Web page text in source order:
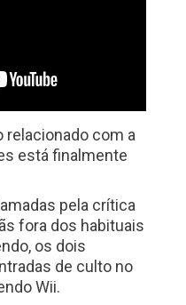
relacionado com a
está finalmente
pela crítica
fora dos habituais
os dois
de culto no
Wii.